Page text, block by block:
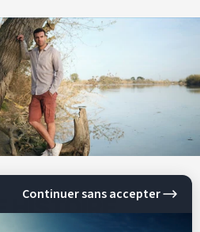
HISTOIRE